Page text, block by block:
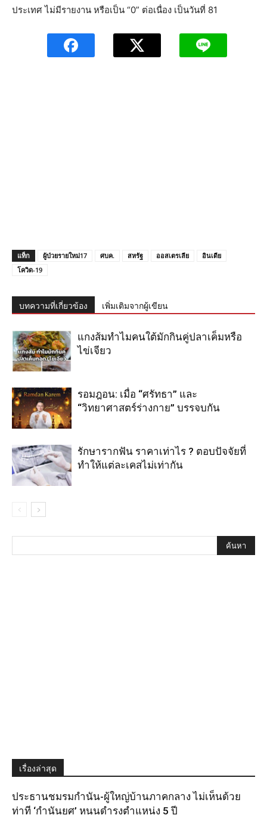
ประเทศ ไม่มีรายงาน หรือเป็น “0” ต่อเนื่อง เป็นวันที่ 81
แท็ก ผู้ป่วยรายใหม่17 ศบค. สหรัฐ ออสเตรเลีย
อินเดีย
โควิด-19
บทความที่เกี่ยวข้อง เพิ่มเติมจากผู้เขียน
แกงส้มทำไมคนใต้มักกินคู่ปลาเค็มหรือ
ไข่เจียว
รอมฎอน: เมื่อ “ศรัทธา” และ
“วิทยาศาสตร์ร่างกาย” บรรจบกัน
รักษารากฟัน ราคาเท่าไร ? ตอบปัจจัยที่
ทำให้แต่ละเคสไม่เท่ากัน
เรื่องล่าสุด
ประธานชมรมกำนัน-ผู้ใหญ่บ้านภาคกลาง ไม่เห็นด้วย
ท่าที ‘กำนันยศ’ หนุนดำรงตำแหน่ง 5 ปี